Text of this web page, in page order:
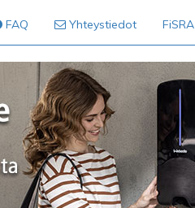
FAQ Yhteystiedot FiSRA